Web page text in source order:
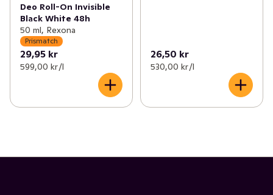
Deo Roll-On Invisible
Black White 48h
50 ml, Rexona
Prismatch
29,95 kr
599,00 kr /l
26,50 kr
530,00 kr /l